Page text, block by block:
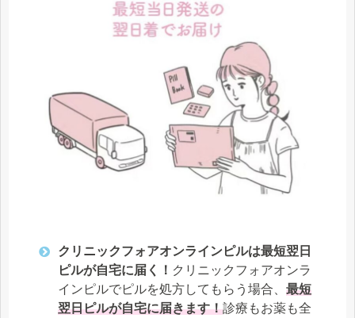
クリニックフォアオンラインピルは最短翌日
ピルが自宅に届く！ クリニックフォアオンラ
インピルでピルを処方してもらう場合、 最短
翌日ピルが自宅に届きます！診療もお薬も全